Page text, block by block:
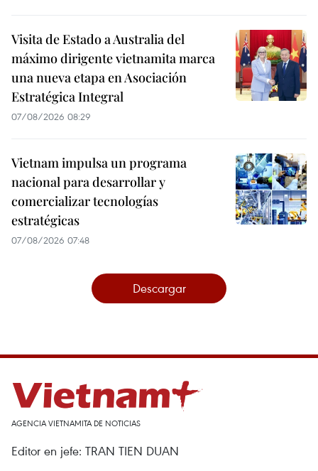
Visita de Estado a Australia del
máximo dirigente vietnamita marca
una nueva etapa en Asociación
Estratégica Integral
07/08/2026 08:29
Vietnam impulsa un programa
nacional para desarrollar y
comercializar tecnologías
estratégicas
07/08/2026 07:48
Descargar
AGENCIA VIETNAMITA DE NOTICIAS
Editor en jefe: TRAN TIEN DUAN